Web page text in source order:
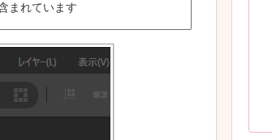
まれています